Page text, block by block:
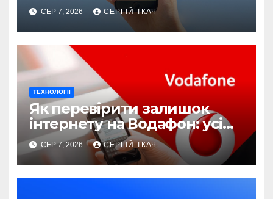
СЕР 7, 2026 СЕРГІЙ ТКАЧ
ТЕХНОЛОГІЇ
Як перевірити залишок
інтернету на Водафон: усі
способи
СЕР 7, 2026 СЕРГІЙ ТКАЧ